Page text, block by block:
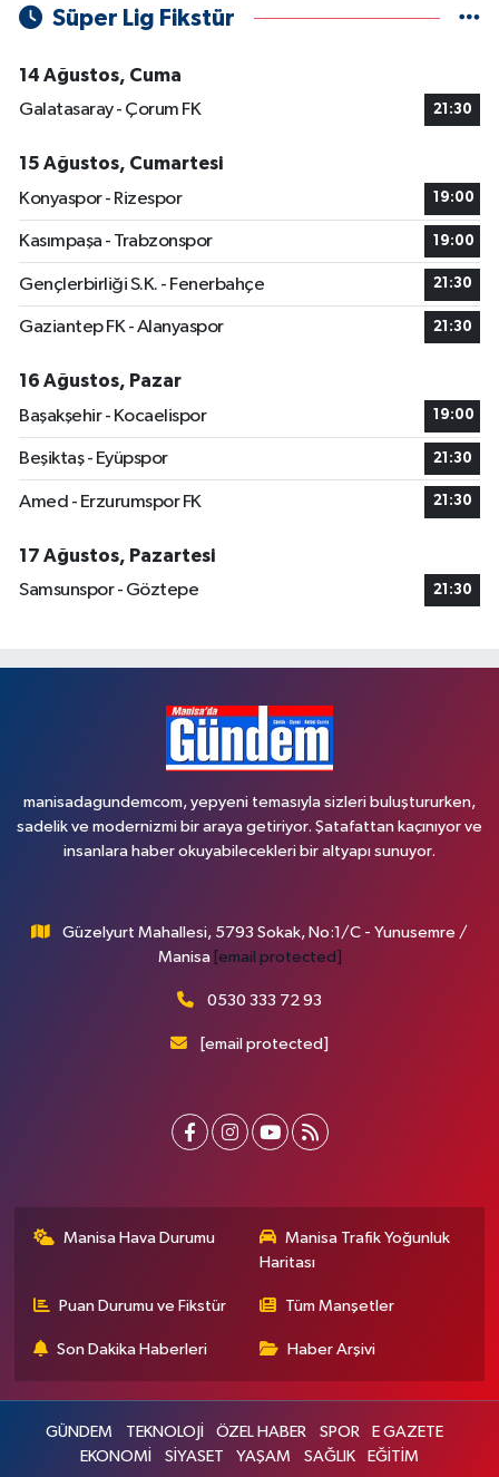
Süper Lig Fikstür
14 Ağustos, Cuma
Galatasaray - Çorum FK
21:30
15 Ağustos, Cumartesi
Konyaspor - Rizespor
19:00
Kasımpaşa - Trabzonspor 19:00
Gençlerbirliği S.K. - Fenerbahçe 21:30
Gaziantep FK - Alanyaspor 21:30
16 Ağustos, Pazar
Başakşehir - Kocaelispor
19:00
Beşiktaş - Eyüpspor 21:30
Amed - Erzurumspor FK 21:30
17 Ağustos, Pazartesi
Samsunspor - Göztepe
21:30
manisadagundemcom, yepyeni temasıyla sizleri buluştururken,
sadelik ve modernizmi bir araya getiriyor. Şatafattan kaçınıyor ve
insanlara haber okuyabilecekleri bir altyapı sunuyor.
Güzelyurt Mahallesi, 5793 Sokak, No:1/C - Yunusemre /
Manisa [email protected]
0530 333 72 93
[email protected]
Manisa Hava Durumu
Manisa Trafik Yoğunluk
Haritası
Puan Durumu ve Fikstür Tüm Manşetler
Son Dakika Haberleri Haber Arşivi
GÜNDEM TEKNOLOJİ ÖZEL HABER SPOR
E GAZETE
EKONOMİ
SİYASET YAŞAM SAĞLIK EĞİTİM